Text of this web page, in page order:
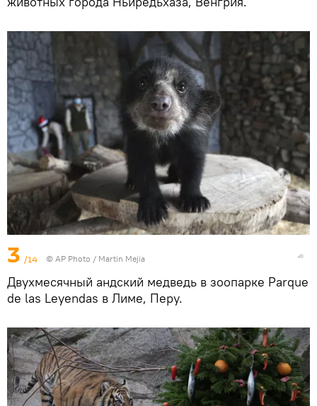
3 /14 © AP Photo / Martin Mejia
Двухмесячный андский медведь в зоопарке Parque
de las Leyendas в Лиме, Перу.